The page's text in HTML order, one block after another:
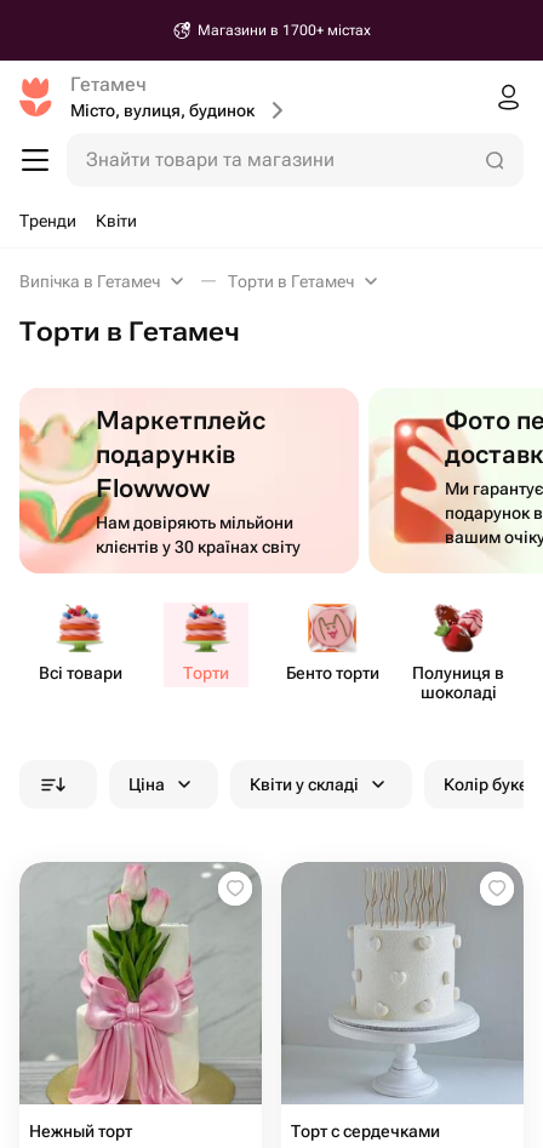
Магазини в 1700+ містах
Гетамеч
Місто, вулиця, будинок
Знайти товари та магазини
Тренди Квіти
Випічка в Гетамеч Торти в Гетамеч
Торти в Гетамеч
Маркетплейс
подарунків
Flowwow
Нам довіряють мільйони
клієнтів у 30 країнах світу
Фото
Ми
подарунок
вашим
Всі товари Торти Бенто торти
Полуниця в
шоколаді
Ціна Квіти у складі Колір
Нежный торт Торт с сердечками